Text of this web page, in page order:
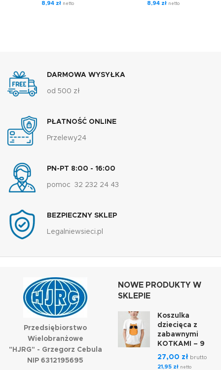
8,94 zł netto
8,94 zł netto
DARMOWA WYSYŁKA
od 500 zł
PŁATNOŚĆ ONLINE
Przelewy24
PN-PT 8:00 - 16:00
pomoc 32 232 24 43
BEZPIECZNY SKLEP
Legalniewsieci.pl
Przedsiębiorstwo
Wielobranżowe
"HJRG" - Grzegorz Cebula
NIP 6312195695
NOWE PRODUKTY W
SKLEPIE
Koszulka
dziecięca z
zabawnymi
KOTKAMI – 9
27,00 zł brutto
21,95 zł netto